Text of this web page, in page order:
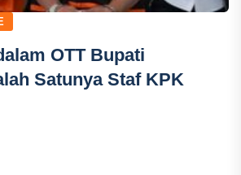
OTT Bupati
Satunya Staf KPK